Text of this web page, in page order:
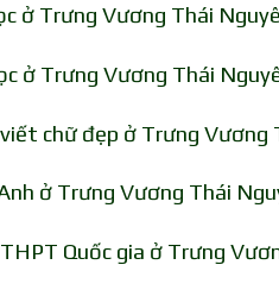
ở Trưng Vương Thái
ở Trưng Vương Thái
chữ đẹp ở Trưng Vương
ở Trưng Vương Thái
Quốc gia ở Trưng